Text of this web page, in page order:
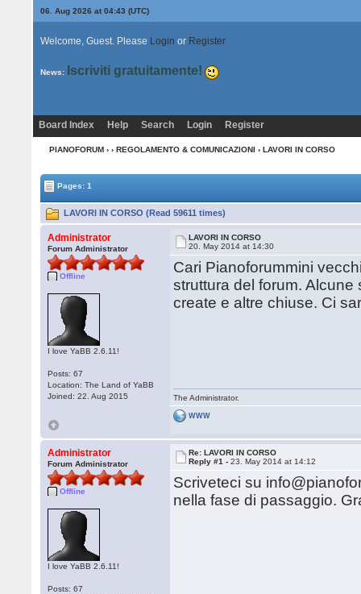
06. Aug 2026 at 04:43 (UTC)
Welcome, Guest. Please Login or Register
News: Iscriviti gratuitamente!
Board Index Help Search Login Register
PIANOFORUM› › REGOLAMENTO & COMUNICAZIONI › LAVORI IN CORSO
Pages: 1
LAVORI IN CORSO (Read 59611 times)
Administrator
Forum Administrator
Offline
I love YaBB 2.6.11!
Posts: 67
Location: The Land of YaBB
Joined: 22. Aug 2015
LAVORI IN CORSO
20. May 2014 at 14:30
Cari Pianoforummini
struttura del forum.
create e altre chiuse. Ci
The Administrator.
WWW
Administrator
Forum Administrator
Offline
I love YaBB 2.6.11!
Posts: 67
Re: LAVORI IN CORSO
Reply #1 -23. May 2014 at 14:12
Scriveteci su
nella fase di passaggio.